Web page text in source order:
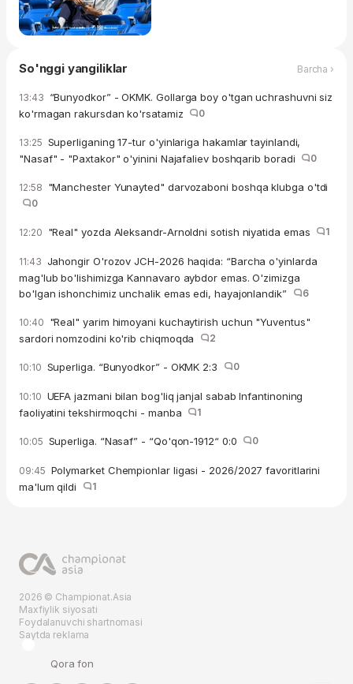
So'nggi yangiliklar Barcha ›
13:43 “Bunyodkor” - OKMK. Gollarga boy o'tgan uchrashuvni siz
ko'rmagan rakursdan ko'rsatamiz
0
13:25 Superliganing 17-tur o'yinlariga hakamlar tayinlandi,
"Nasaf" - "Paxtakor" o'yinini Najafaliev boshqarib boradi
0
12:58 "Manchester Yunayted" darvozaboni boshqa klubga o'tdi
0
12:20 "Real" yozda Aleksandr-Arnoldni sotish niyatida emas 1
11:43 Jahongir O'rozov JCH-2026 haqida: “Barcha o'yinlarda
mag'lub bo'lishimizga Kannavaro aybdor emas. O'zimizga
bo'lgan ishonchimiz unchalik emas edi, hayajonlandik”
6
10:40 "Real" yarim himoyani kuchaytirish uchun "Yuventus"
sardori nomzodini ko'rib chiqmoqda
2
10:10 Superliga. “Bunyodkor” - OKMK 2:3 0
10:10 UEFA jazmani bilan bog'liq janjal sabab Infantinoning
faoliyatini tekshirmoqchi - manba
1
10:05 Superliga. “Nasaf” - “Qo'qon-1912“ 0:0 0
09:45 Polymarket Chempionlar ligasi - 2026/2027 favoritlarini
ma'lum qildi
1
2026 © Championat.Asia
Maxfiylik siyosati
Foydalanuvchi shartnomasi
Saytda reklama
Qora fon